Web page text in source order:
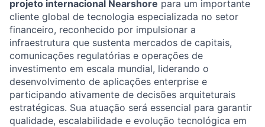
projeto internacional Nearshore para um importante
cliente global de tecnologia especializada no setor
financeiro, reconhecido por impulsionar a
infraestrutura que sustenta mercados de capitais,
comunicações regulatórias e operações de
investimento em escala mundial, liderando o
desenvolvimento de aplicações enterprise e
participando ativamente de decisões arquiteturais
estratégicas. Sua atuação será essencial para garantir
qualidade, escalabilidade e evolução tecnológica em